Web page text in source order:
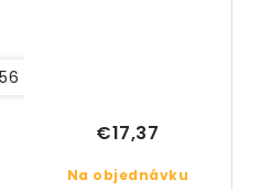
cm)
Na objednávku
€17,37